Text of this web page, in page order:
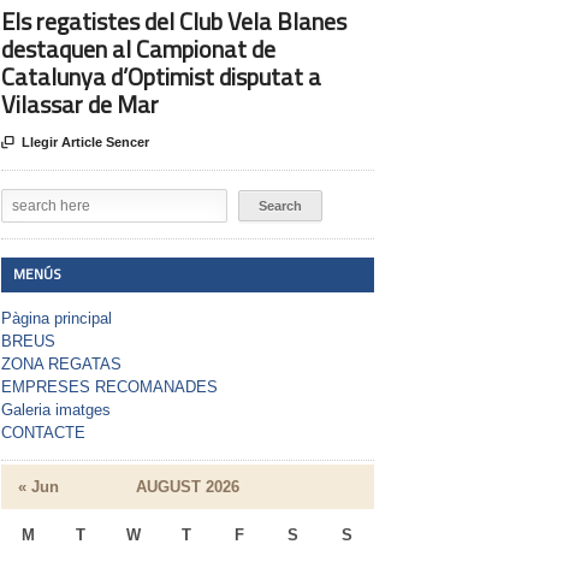
Els regatistes del Club Vela Blanes
destaquen al Campionat de
Catalunya d’Optimist disputat a
Vilassar de Mar
 Llegir Article Sencer
MENÚS
Pàgina principal
BREUS
ZONA REGATAS
EMPRESES RECOMANADES
Galeria imatges
CONTACTE
AUGUST 2026
M T W T F S S
« Jun